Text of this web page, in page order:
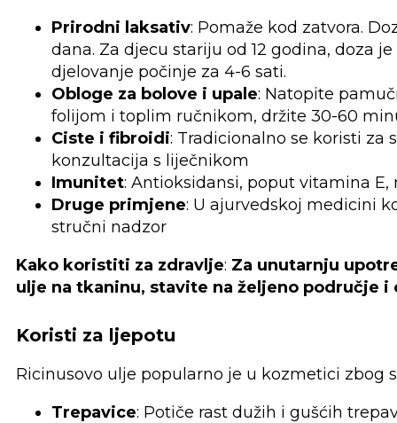
Prirodni laksativ: Pomaže kod zatvora.
dana. Za djecu stariju od 12 godina, doza
djelovanje počinje za 4-6 sati.
Obloge za bolove i upale: Natopite
folijom i toplim ručnikom, držite 30-60
Ciste i fibroidi: Tradicionalno se koristi
konzultacija s liječnikom
Imunitet: Antioksidansi, poput vitamina
Druge primjene: U ajurvedskoj medicini
stručni nadzor
Kako koristiti za zdravlje: Za unutarnju
ulje na tkaninu, stavite na željeno područje
Koristi za ljepotu
Ricinusovo ulje popularno je u kozmetici zbog
Trepavice: Potiče rast dužih i gušćih